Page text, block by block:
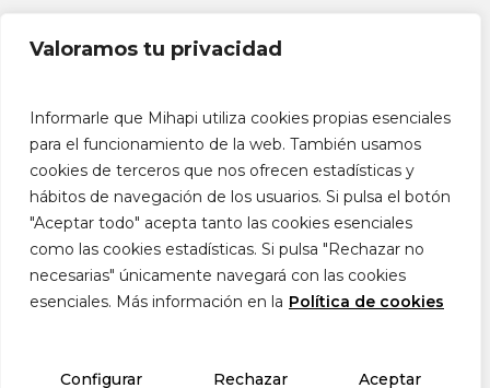
Valoramos tu privacidad
Informarle que Mihapi utiliza cookies propias esenciales
para el funcionamiento de la web. También usamos
cookies de terceros que nos ofrecen estadísticas y
hábitos de navegación de los usuarios. Si pulsa el botón
"Aceptar todo" acepta tanto las cookies esenciales
como las cookies estadísticas. Si pulsa "Rechazar no
necesarias" únicamente navegará con las cookies
esenciales. Más información en la Política de cookies
Configurar Rechazar Aceptar
Dch 03730- Jávea -
L-J: 9h-13:30h L-J: 15h –
18:30h V: 9h-14h